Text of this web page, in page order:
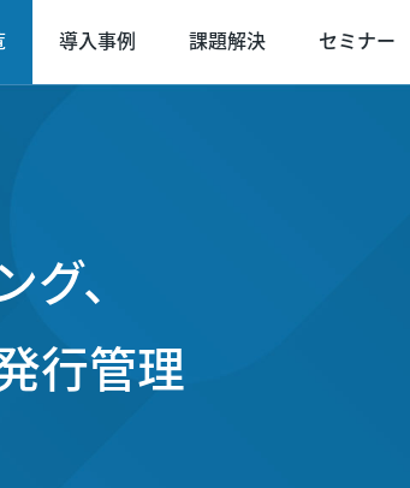
導入事例 課題解決 セミナー
築・線路工事業
業
、
行管理